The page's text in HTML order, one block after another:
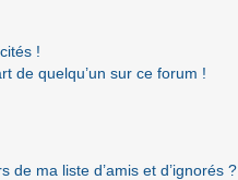
!
de quelqu’un sur ce forum !
ma liste d’amis et d’ignorés ?